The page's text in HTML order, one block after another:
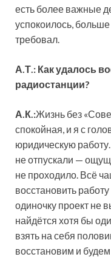
есть более важные
успокоилось,
требовал.
А.Т.: Как удалось
радиостанции?
А.К.:Жизнь без
спокойная, и я с
юридическую
не отпускали —
не проходило. Всё
восстановить
одиночку проект не
найдётся хотя бы
взять на себя
восстановим и